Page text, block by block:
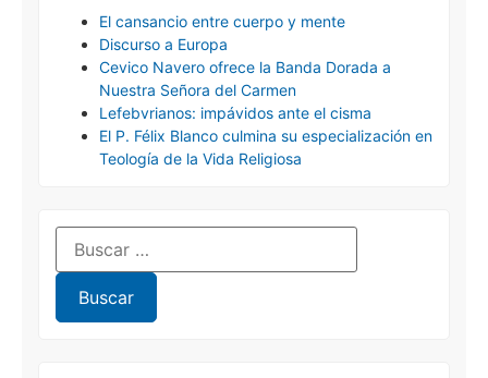
El cansancio entre cuerpo y mente
Discurso a Europa
Cevico Navero ofrece la Banda Dorada a
Nuestra Señora del Carmen
Lefebvrianos: impávidos ante el cisma
El P. Félix Blanco culmina su especialización en
Teología de la Vida Religiosa